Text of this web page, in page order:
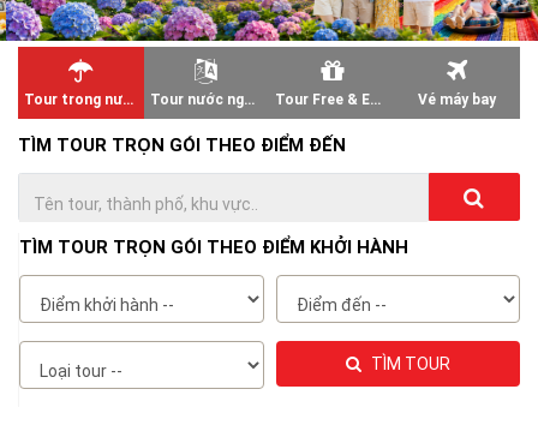
Tour trong nước Tour nước ngoài Tour Free & Easy Vé máy bay
TÌM TOUR TRỌN GÓI THEO ĐIỂM ĐẾN
TÌM TOUR TRỌN GÓI THEO ĐIỂM KHỞI HÀNH
TÌM TOUR